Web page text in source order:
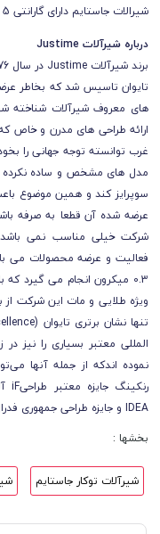
شیرالات جاستایم دارای گارانتی 5 ساله می باشد.
درباره شیرآلات Justime
تایوان تاسیس شد که بخاطر
های معروف شیرآلات شناخته
ارائه طراحی های مدرن و خاص
غرب توانسته توجه جهانی را
مدل های مشخص و ساده نکرده و
سوپرایز کند و همین موضوع
عرضه شده آن قطعا به صرفه
شرکت خیلی مناسب نمی
0.3 میکرون انجام می گیرد
ویژه طلایی و مات این شرکت از
المللی معتبر بسیاری را
IDEA و جایزه طراحی جمهوری فدرال آلمان اشاره کرد.
بخشها :
شیرآلات توکار جاستایم